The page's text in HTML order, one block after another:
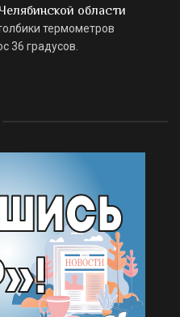
области
термометров
36 градусов.